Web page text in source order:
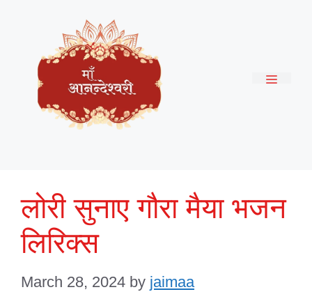
content
लोरी सुनाए गौरा मैया भजन
लिरिक्स
March 28, 2024 by jaimaa